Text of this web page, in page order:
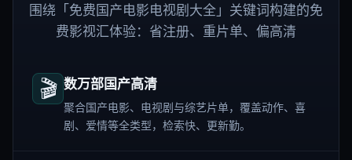
围绕「免费国产电影电视剧大全」关键词构建的免
费影视汇体验：省注册、重片单、偏高清
🎬 数万部国产高清
聚合国产电影、电视剧与综艺片单，覆盖动作、喜
剧、爱情等全类型，检索快、更新勤。